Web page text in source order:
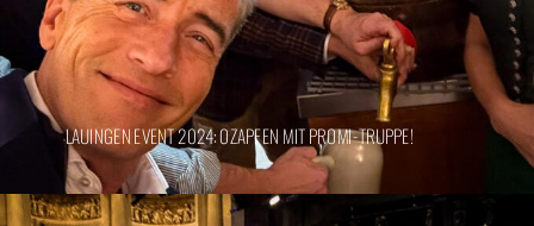
LAUINGEN EVENT 2024: OZAPFEN MIT PROMI-TRUPPE!